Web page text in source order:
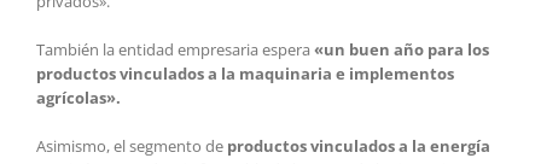
También la entidad empresaria espera «un buen año para los
productos vinculados a la maquinaria e implementos
agrícolas».
Asimismo, el segmento de productos vinculados a la energía